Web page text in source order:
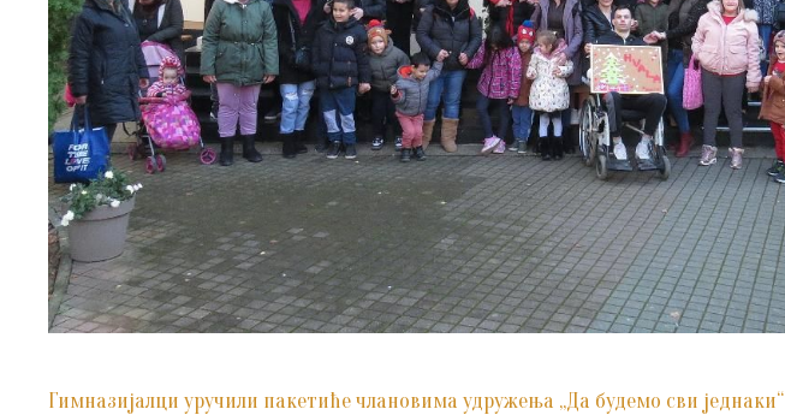
Гимназијалци уручили пакетиће члановима удружења „Да будемо сви једнаки“